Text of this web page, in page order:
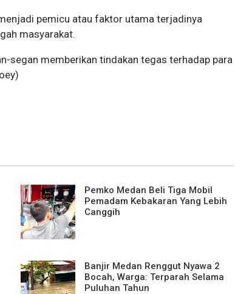
pemicu atau faktor utama terjadinya
masyarakat.
segan memberikan tindakan tegas terhadap para
Pemko Medan Beli Tiga Mobil
Pemadam Kebakaran Yang Lebih
Canggih
Banjir Medan Renggut Nyawa 2
Bocah, Warga: Terparah Selama
Puluhan Tahun